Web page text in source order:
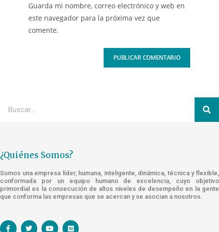
Guarda mi nombre, correo electrónico y web en
este navegador para la próxima vez que
comente.
¿Quiénes Somos?
Somos una empresa líder, humana, inteligente, dinámica, técnica y flexible,
conformada por un equipo humano de excelencia, cuyo objetivo
primordial es la consecución de altos niveles de desempeño en la gente
que conforma las empresas que se acercan y se asocian a nosotros.